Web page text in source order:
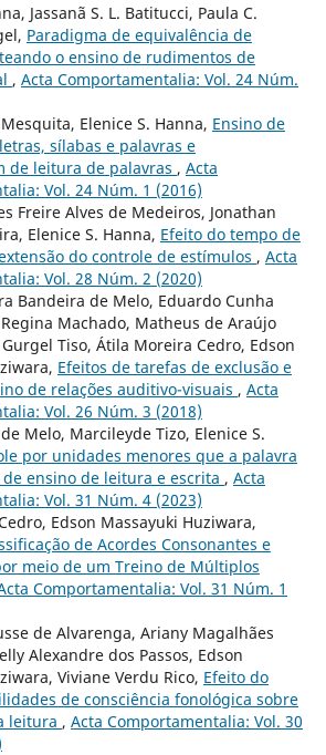
Jassanã S. L. Batitucci, Paula C.
Paradigma de equivalência de
o ensino de rudimentos de
, Acta Comportamentalia: Vol. 24 Núm.
Elenice S. Hanna, Ensino de
sílabas e palavras e
de leitura de palavras , Acta
Vol. 24 Núm. 1 (2016)
Freire Alves de Medeiros, Jonathan
Elenice S. Hanna, Efeito do tempo de
do controle de estímulos , Acta
Vol. 28 Núm. 2 (2020)
Bandeira de Melo, Eduardo Cunha
Machado, Matheus de Araújo
Tiso, Átila Moreira Cedro, Edson
Efeitos de tarefas de exclusão e
de relações auditivo-visuais , Acta
Vol. 26 Núm. 3 (2018)
Melo, Marcileyde Tizo, Elenice S.
por unidades menores que a palavra
ensino de leitura e escrita , Acta
Vol. 31 Núm. 4 (2023)
Edson Massayuki Huziwara,
de Acordes Consonantes e
meio de um Treino de Múltiplos
Comportamentalia: Vol. 31 Núm. 1
de Alvarenga, Ariany Magalhães
Alexandre dos Passos, Edson
Viviane Verdu Rico, Efeito do
de consciência fonológica sobre
leitura , Acta Comportamentalia: Vol. 30